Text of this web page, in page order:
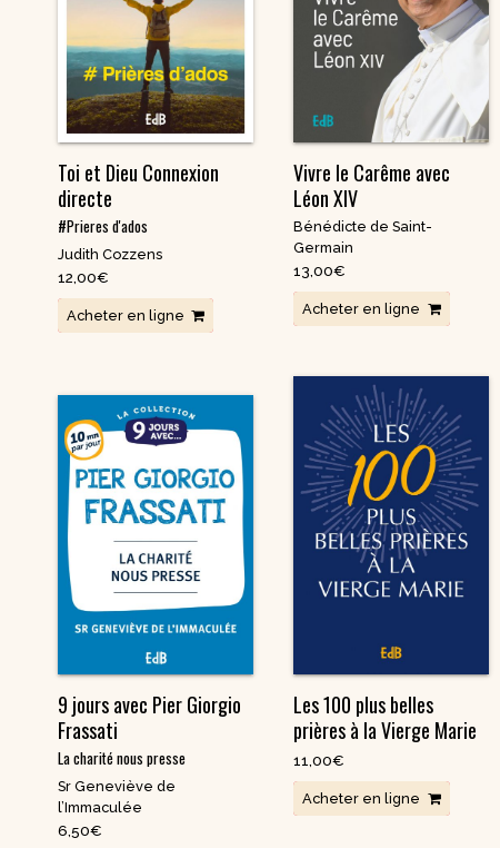
Saints et amis de Dieu
Spiritualité
Témoignages
Théologie
Vie communautaire et
vie consacrée
Vie dans l’Esprit
Ecologie Vierge Marie
Toi et Dieu Connexion
directe
#Prieres d'ados
Judith Cozzens
12,00€
Acheter en ligne
Vivre le Carême avec
Léon XIV
Bénédicte de Saint-
Germain
13,00€
Acheter en ligne
9 jours avec Pier Giorgio
Frassati
La charité nous presse
Sr Geneviève de
l’Immaculée
6,50€
Les 100 plus belles
prières à la Vierge Marie
11,00€
Acheter en ligne